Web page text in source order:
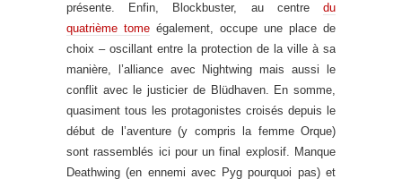
présente. Enfin, Blockbuster, au centre du
quatrième tome également, occupe une place de
choix – oscillant entre la protection de la ville à sa
manière, l’alliance avec Nightwing mais aussi le
conflit avec le justicier de Blüdhaven. En somme,
quasiment tous les protagonistes croisés depuis le
début de l’aventure (y compris la femme Orque)
sont rassemblés ici pour un final explosif. Manque
Deathwing (en ennemi avec Pyg pourquoi pas) et